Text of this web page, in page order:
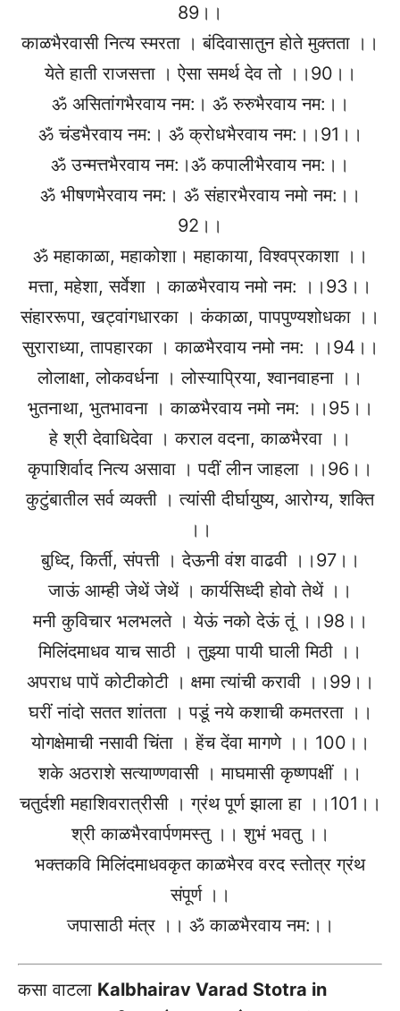
89।।
काळभैरवासी नित्य स्मरता । बंदिवासातुन होते मुक्तता ।।
येते हाती राजसत्ता । ऐसा समर्थ देव तो ।।90।।
ॐ असितांगभैरवाय नम:। ॐ रुरुभैरवाय नम:।।
ॐ चंडभैरवाय नम:। ॐ क्रोधभैरवाय नम:।।91।।
ॐ उन्मत्तभैरवाय नम:।ॐ कपालीभैरवाय नम:।।
ॐ भीषणभैरवाय नम:। ॐ संहारभैरवाय नमो नम:।।
92।।
ॐ महाकाळा, महाकोशा। महाकाया, विश्वप्रकाशा ।।
मत्ता, महेशा, सर्वेशा । काळभैरवाय नमो नम: ।।93।।
संहाररूपा, खट्वांगधारका । कंकाळा, पापपुण्यशोधका ।।
सुराराध्या, तापहारका । काळभैरवाय नमो नम: ।।94।।
लोलाक्षा, लोकवर्धना । लोस्याप्रिया, श्वानवाहना ।।
भुतनाथा, भुतभावना । काळभैरवाय नमो नम: ।।95।।
हे श्री देवाधिदेवा । कराल वदना, काळभैरवा ।।
कृपाशिर्वाद नित्य असावा । पदीं लीन जाहला ।।96।।
कुटुंबातील सर्व व्यक्ती । त्यांसी दीर्घायुष्य, आरोग्य, शक्ति
।।
बुध्दि, किर्ती, संपत्ती । देऊनी वंश वाढवी ।।97।।
जाऊं आम्ही जेथें जेथें । कार्यसिध्दी होवो तेथें ।।
मनी कुविचार भलभलते । येऊं नको देऊं तूं ।।98।।
मिलिंदमाधव याच साठी । तुझ्या पायी घाली मिठी ।।
अपराध पापें कोटीकोटी । क्षमा त्यांची करावी ।।99।।
घरीं नांदो सतत शांतता । पडूं नये कशाची कमतरता ।।
योगक्षेमाची नसावी चिंता । हेंच देंवा मागणे ।। 100।।
शके अठराशे सत्याण्णवासी । माघमासी कृष्णपक्षीं ।।
चतुर्दशी महाशिवरात्रीसी । ग्रंथ पूर्ण झाला हा ।।101।।
श्री काळभैरवार्पणमस्तु ।। शुभं भवतु ।।
भक्तकवि मिलिंदमाधवकृत काळभैरव वरद स्तोत्र ग्रंथ
संपूर्ण ।।
जपासाठी मंत्र ।। ॐ काळभैरवाय नम:।।
कसा वाटला Kalbhairav Varad Stotra in